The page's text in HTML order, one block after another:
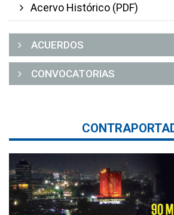
Acervo Histórico (PDF)
ACUERDOS
CONVOCATORIAS